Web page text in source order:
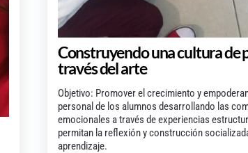
Construyendo una cultura de
través del arte
Objetivo: Promover el crecimiento y
personal de los alumnos desarrollando las
emocionales a través de experiencias
permitan la reflexión y construcción
aprendizaje.